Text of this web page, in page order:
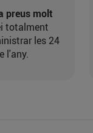
preus molt
totalment
les 24
l'any.